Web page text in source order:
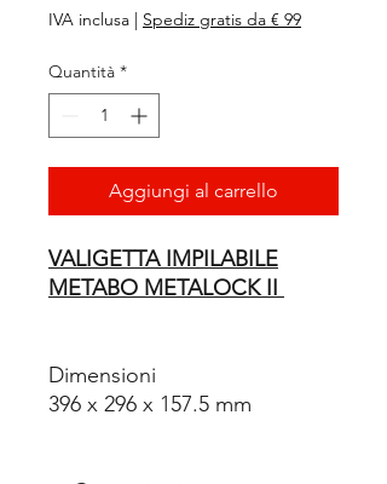
IVA inclusa | Spediz gratis da € 99
Quantità *
Aggiungi al carrello
VALIGETTA IMPILABILE
METABO METALOCK II
Dimensioni
396 x 296 x 157.5 mm